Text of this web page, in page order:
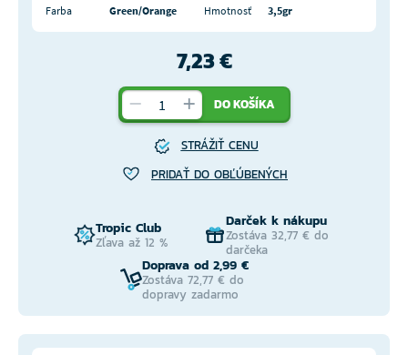
Farba
Green/Orange Hmotnosť 3,5gr
7,23 €
DO KOŠÍKA
STRÁŽIŤ CENU
PRIDAŤ DO OBĽÚBENÝCH
Tropic Club
Zľava až 12 %
Darček k nákupu
Zostáva 32,77 € do
darčeka
Doprava od 2,99 €
Zostáva 72,77 € do
dopravy zadarmo